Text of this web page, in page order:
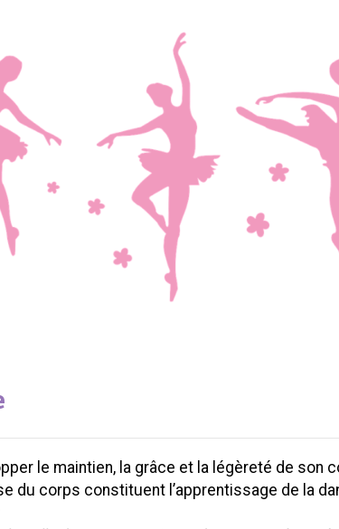
le maintien, la grâce et la légèreté de son
du corps constituent l’apprentissage de la